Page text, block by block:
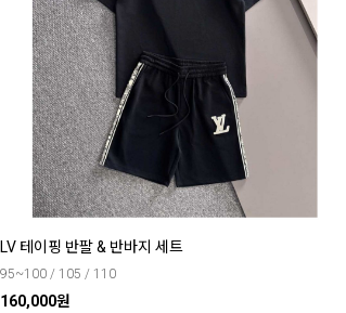
LV 테이핑 반팔 & 반바지 세트
95~100 / 105 / 110
160,000원